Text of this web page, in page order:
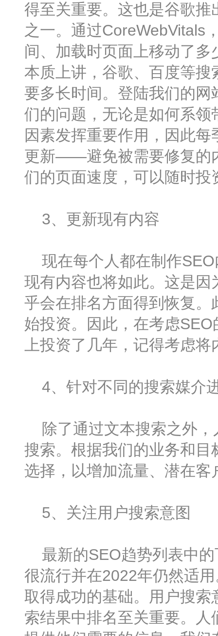
得至关重要。这也是谷歌
之一。通过CoreWebVitals
间、加载时页面上移动了
本质上讲，谷歌、百度等
要多长时间。登陆我们的
们的问题，无论是如何系
因素发挥重要作用，因此
更新——避免被需要修复的
们的页面速度，可以随时
3、更新现有内容
现在每个人都在制作SEO
现有内容也将如此。这是
乎会在排名方面得到恢复
始投资。因此，在考虑
上投资了几年，记得考虑
4、针对不同的搜索媒介
除了通过文本搜索之外，
搜索。根据我们的业务和
选择，以增加流量、潜在客
5、关注用户搜索意图
最新的SEO趋势列表中的
很流行并在2022年仍然适
取得成功的基础。用户搜
索结果中排名至关重要。